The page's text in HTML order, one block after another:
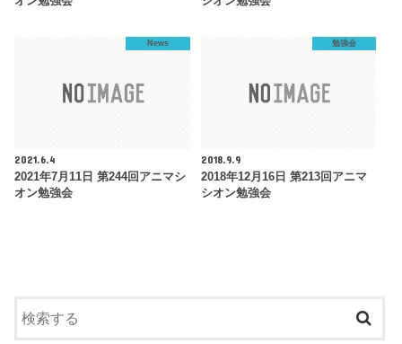
News
2021.6.4
2021年7月11日 第244回アニマシ
オン勉強会
勉強会
2018.9.9
2018年12月16日 第213回アニマ
シオン勉強会